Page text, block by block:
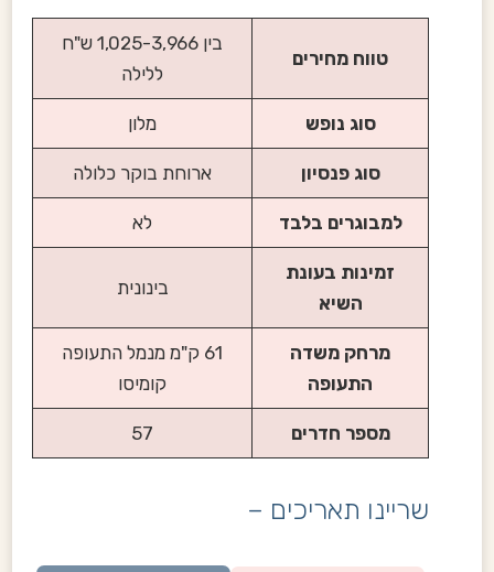
טווח מחירים
בין 1,025-3,966 ש"ח
ללילה
סוג נופש מלון
סוג פנסיון ארוחת בוקר כלולה
למבוגרים בלבד לא
זמינות בעונת
השיא
בינונית
מרחק משדה
התעופה
61 ק"מ מנמל התעופה
קומיסו
מספר חדרים 57
שריינו תאריכים –